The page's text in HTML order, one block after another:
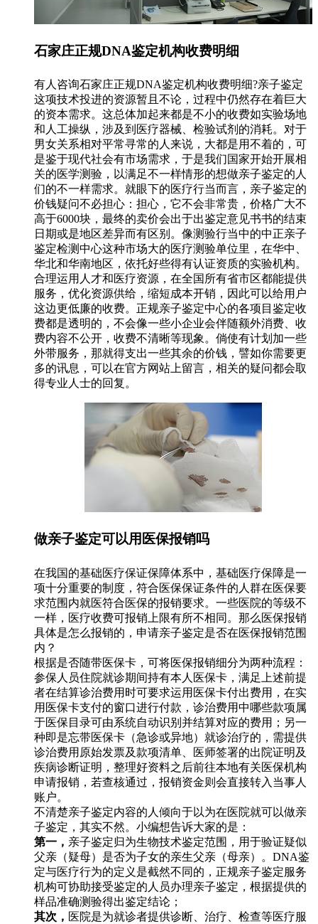
石家庄正规DNA鉴定机构收费明细
有人咨询石家庄正规DNA鉴定机构收费明细?亲子鉴定
这项技术投进的资源暂且不论，过程中仍然存在着巨大
的资本需求。这总体加起来都是不小的收费如实验场地
和人工操纵，涉及到医疗器械、检验试剂的消耗。对于
男女关系相对平常寻常的人来说，大都是用不着的，可
是鉴于现代社会有市场需求，于是我们国家开始开展相
关的医学测验，以满足不一样情形的想做亲子鉴定的人
们的不一样需求。就眼下的医疗行当而言，亲子鉴定的
价钱疑问不必担心：担心，它不会非常贵，价格广大不
高于6000块，最终的卖价会出于出鉴定意见书书的结束
日期或是地区差异而有区别。像测验行当中的中正亲子
鉴定检测中心这种市场大的医疗测验单位里，在华中、
华北和华南地区，依托好些得有认证资质的实验机构。
合理运用人才和医疗资源，在全国所有省市区都能提供
服务，优化资源供给，缩短成本开销，因此可以给用户
这边更低廉的收费。正规亲子鉴定中心的各项目鉴定收
费都是透明的，不会像一些小企业会伴随额外消费、收
费内容不公开，收费不清晰等现象。倘使有计划加一些
外带服务，那就得支出一些其余的价钱，譬如你需要更
多的讯息，可以在官方网站上留言，相关的疑问都会取
得专业人士的回复。
做亲子鉴定可以用医保报销吗
在我国的基础医疗保证保障体系中，基础医疗保障是一
项十分重要的制度，符合医保保证条件的人群在医保要
求范围内就医符合医保的报销要求。一些医院的等级不
一样，医疗收费可报销上限有所不相同。那么医保报销
具体是怎么报销的，申请亲子鉴定是否在医保报销范围
内？
根据是否随带医保卡，可将医保报销细分为两种流程：
参保人员住院就诊期间持有本人医保卡，满足上述前提
者在结算诊治费用时可要求运用医保卡付出费用，在实
用医保卡支付的窗口进行付款，诊治费用中哪些款项属
于医保目录可由系统自动识别并结算对应的费用；另一
种即是忘带医保卡（急诊或异地）就诊治疗的，需提供
诊治费用原始发票及款项清单、医师签署的出院证明及
疾病诊断证明，整理好资料之后前往本地有关医保机构
申请报销，若查核通过，报销资金则会直接转入当事人
账户。
不清楚亲子鉴定内容的人倾向于以为在医院就可以做亲
子鉴定，其实不然。小编想告诉大家的是：
第一， 亲子鉴定归为生物技术鉴定范围，用于验证疑似
父亲（疑母）是否为子女的亲生父亲（母亲）。DNA鉴
定与医疗行为的定义是截然不同的，正规亲子鉴定服务
机构可协助接受鉴定的人员办理亲子鉴定，根据提供的
样品准确测验得出鉴定结论；
其次， 医院是为就诊者提供诊断、治疗、检查等医疗服